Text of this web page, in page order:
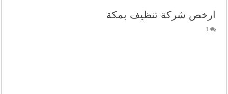
ارخص شركة تنظيف بمكة
1